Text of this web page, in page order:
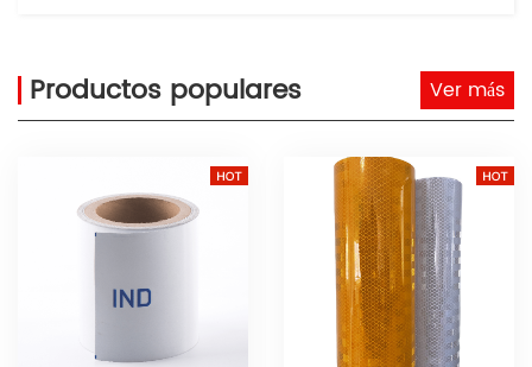
Productos populares Ver más